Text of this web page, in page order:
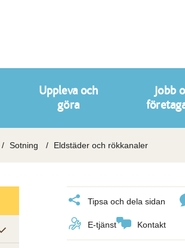
Uppleva och
göra
Jobb
Sotning Eldstäder och rökkanaler
Tipsa och dela sidan
E-tjänst Kontakt